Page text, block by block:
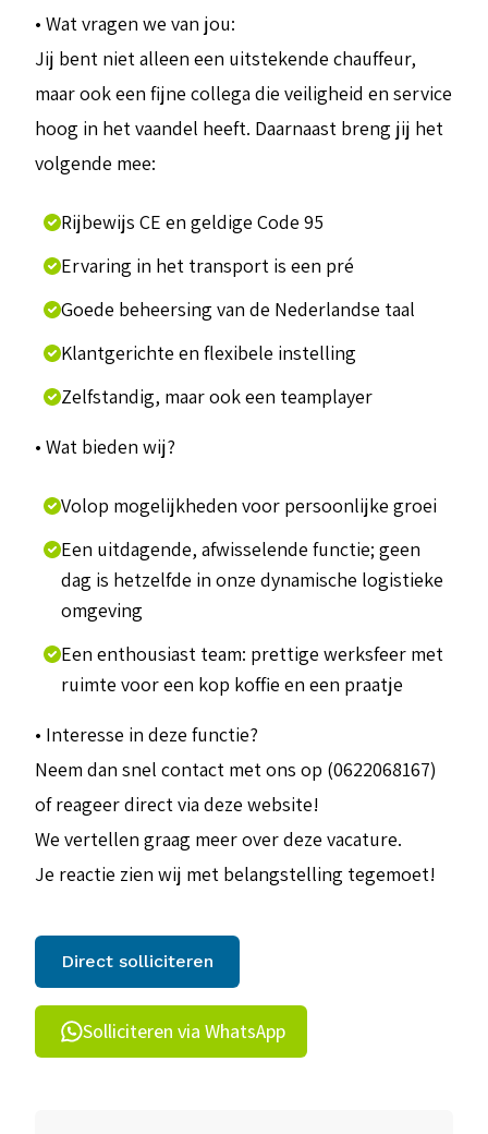
• Wat vragen we van jou:
Jij bent niet alleen een uitstekende chauffeur,
maar ook een fijne collega die veiligheid en service
hoog in het vaandel heeft. Daarnaast breng jij het
volgende mee:
Rijbewijs CE en geldige Code 95
Ervaring in het transport is een pré
Goede beheersing van de Nederlandse taal
Klantgerichte en flexibele instelling
Zelfstandig, maar ook een teamplayer
• Wat bieden wij?
Volop mogelijkheden voor persoonlijke groei
Een uitdagende, afwisselende functie; geen
dag is hetzelfde in onze dynamische logistieke
omgeving
Een enthousiast team: prettige werksfeer met
ruimte voor een kop koffie en een praatje
• Interesse in deze functie?
Neem dan snel contact met ons op (0622068167)
of reageer direct via deze website!
We vertellen graag meer over deze vacature.
Je reactie zien wij met belangstelling tegemoet!
Direct solliciteren
Solliciteren via WhatsApp